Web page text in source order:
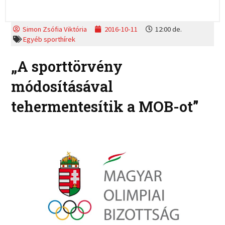
Simon Zsófia Viktória 2016-10-11
12:00 de.
Egyéb sporthírek
„A sporttörvény
módosításával
tehermentesítik a MOB-ot”